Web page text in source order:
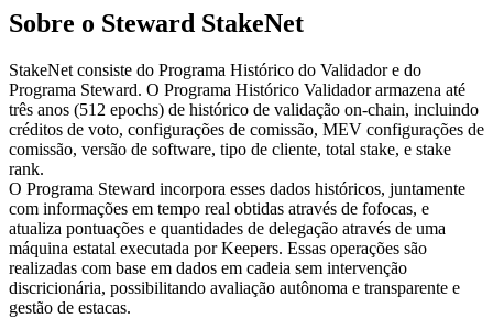
Sobre o Steward StakeNet
StakeNet consiste do Programa Histórico do Validador e do
Programa Steward. O Programa Histórico Validador armazena até
três anos (512 epochs) de histórico de validação on-chain, incluindo
créditos de voto, configurações de comissão, MEV configurações de
comissão, versão de software, tipo de cliente, total stake, e stake
rank.
O Programa Steward incorpora esses dados históricos, juntamente
com informações em tempo real obtidas através de fofocas, e
atualiza pontuações e quantidades de delegação através de uma
máquina estatal executada por Keepers. Essas operações são
realizadas com base em dados em cadeia sem intervenção
discricionária, possibilitando avaliação autônoma e transparente e
gestão de estacas.